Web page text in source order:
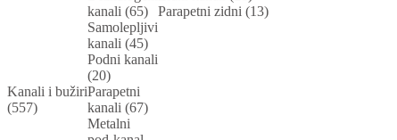
Kanali i bužiri
(557)
kanali (65)
Parapetni zidni (13)
Samolepljivi
kanali (45)
Podni kanali
(20)
Parapetni
kanali (67)
Metalni